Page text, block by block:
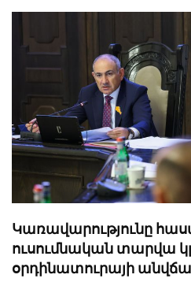
Կառավարությունը
ուսումնական տարվա
օրդինատուրայի